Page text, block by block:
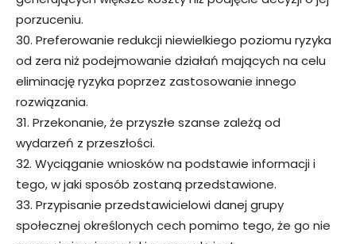
porzuceniu.
30. Preferowanie redukcji niewielkiego poziomu ryzyka
od zera niż podejmowanie działań mających na celu
eliminację ryzyka poprzez zastosowanie innego
rozwiązania.
31. Przekonanie, że przyszłe szanse zależą od
wydarzeń z przeszłości.
32. Wyciąganie wniosków na podstawie informacji i
tego, w jaki sposób zostaną przedstawione.
33. Przypisanie przedstawicielowi danej grupy
społecznej określonych cech pomimo tego, że go nie